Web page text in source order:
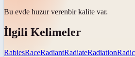
Bu evde huzur verenbir kalite var.
İlgili Kelimeler
RabiesRaceRadiantRadiateRadiation